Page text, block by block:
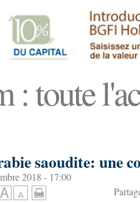
: toute
saoudite: une
2018 - 17:00